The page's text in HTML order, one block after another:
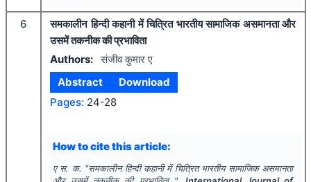
6
समकालीन हिन्दी कहानी में चित्रित भारतीय सामाजिक असमानता और
उसमें तकनीक की प्रभाविता
Authors: संजीव कुमार ए
Abstract
Download
Pages: 24-28
How to cite this article:
ए स. क. "समकालीन हिन्दी कहानी में चित्रित भारतीय सामाजिक असमानता